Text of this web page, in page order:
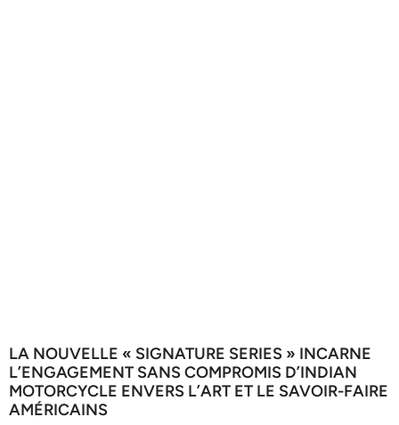
LA NOUVELLE « SIGNATURE SERIES » INCARNE
L’ENGAGEMENT SANS COMPROMIS D’INDIAN
MOTORCYCLE ENVERS L’ART ET LE SAVOIR-FAIRE
AMÉRICAINS